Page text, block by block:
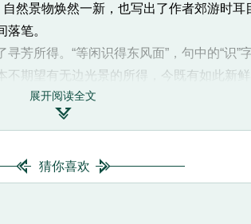
然景物焕然一新，也写出了作者郊游时
笔。
所得。“等闲识得东风面”，句中的“识”字
期望有无边光景的所得，今既有如此新鲜
句“万紫千红总是春”，是说这万紫千红的
解答了为什么能“等闲识得东风面”。而此
点是泗水之滨，而此地在宋南渡时早被
门，因为春秋时孔子曾在洙、泗之间弦歌
展开阅读全文

猜你喜欢